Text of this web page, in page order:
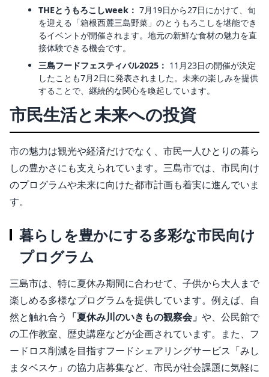
THEとうもろこしweek： 7月19日から27日にかけて、旬
を迎える「箱根西麓三島野菜」のとうもろこしを堪能でき
るイベントが開催されます。地元の新鮮な食材の魅力を直
接体験できる機会です。
三島フードフェスティバル2025： 11月23日の開催が決定
したことも7月2日に発表されました。未来の楽しみを提供
することで、継続的な関心を喚起しています。
市民生活と未来への投資
市の魅力は観光や経済だけでなく、市民一人ひとりの暮ら
しの豊かさにも支えられています。三島市では、市民向け
のプログラムや未来に向けた都市計画も着実に進んでいま
す。
暮らしを豊かにする多彩な市民向け
プログラム
三島市は、特に夏休み期間に合わせて、子供から大人まで
楽しめる多様なプログラムを提供しています。例えば、自
然と触れ合う 「夏休み川のいきもの観察会」 や、公民館で
の工作教室、歴史講座などが企画されています。また、フ
ードロス削減を目指すフードシェアリングサービス「みし
まタベスケ」の協力店募集など、市民が社会課題に気軽に